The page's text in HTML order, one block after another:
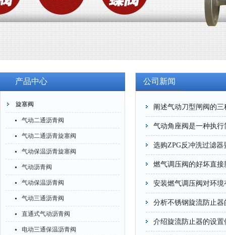
产品中心
旋塞阀
气动二通沥青阀
气动二通沥青旋塞阀
气动保温沥青旋塞阀
气动沥青阀
气动保温沥青阀
气动三通沥青阀
直通式气动沥青阀
电动三通保温沥青阀
公司新闻
阐述气动刀型闸阀的
气动角座阀是一种执
选购ZPG反冲洗过滤
燃气调压阀的好坏直
安装燃气调压阀对环境
分析不锈钢旋流防止器
介绍旋流防止器的设置